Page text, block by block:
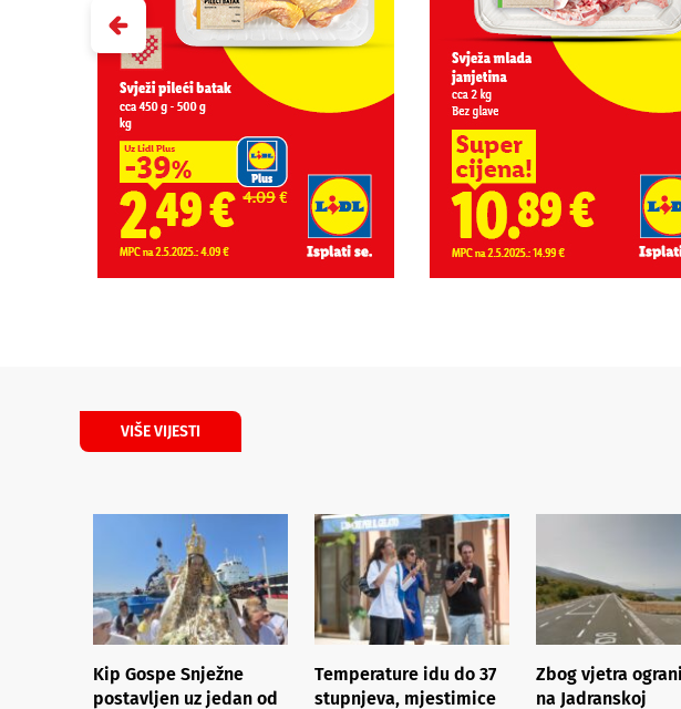
VIŠE VIJESTI
Kip Gospe Snježne
postavljen uz jedan od
Temperature idu do 37
stupnjeva, mjestimice
Zbog vjetra
na Jadranskoj